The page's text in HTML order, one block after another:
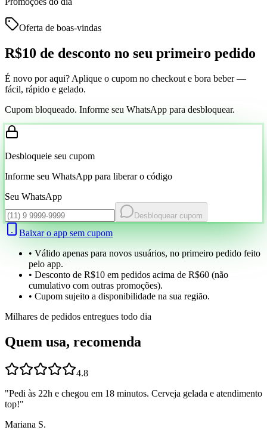
Oferta de boas-vindas
R$10 de desconto no seu primeiro pedido
É novo por aqui? Aplique o cupom no checkout e bora beber —
fácil, rápido e gelado.
Cupom bloqueado. Informe seu WhatsApp para desbloquear.
Desbloqueie seu cupom
Informe seu WhatsApp para liberar o código
Seu WhatsApp
Desbloquear cupom
Baixar o app sem cupom
• Válido apenas para novos usuários, no primeiro pedido feito
pelo app.
• Desconto de R$10 em pedidos acima de R$60 (não
cumulativo com outras promoções).
• Cupom sujeito a disponibilidade na sua região.
Milhares de pedidos entregues todo dia
Quem usa, recomenda
4.8
"Pedi às 22h e chegou em 18 minutos. Cerveja gelada e atendimento
top!"
Mariana S.